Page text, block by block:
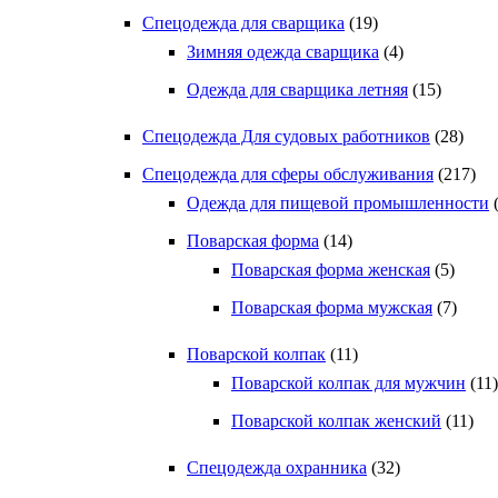
Спецодежда для сварщика (19)
Зимняя одежда сварщика (4)
Одежда для сварщика летняя (15)
Спецодежда Для судовых работников (28)
Спецодежда для сферы обслуживания (217)
Одежда для пищевой промышленности
Поварская форма (14)
Поварская форма женская (5)
Поварская форма мужская (7)
Поварской колпак (11)
Поварской колпак для мужчин (11)
Поварской колпак женский (11)
Спецодежда охранника (32)